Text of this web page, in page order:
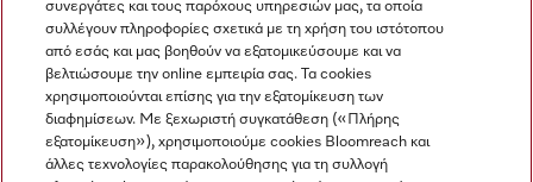
Miele στο Instagram
Miele στο Facebook
Miele στο Youtube
συνεργάτες και τους παρόχους υπηρεσιών μας, τα οποία
συλλέγουν πληροφορίες σχετικά με τη χρήση του ιστότοπου
από εσάς και μας βοηθούν να εξατομικεύσουμε και να
βελτιώσουμε την online εμπειρία σας. Τα cookies
χρησιμοποιούνται επίσης για την εξατομίκευση των
διαφημίσεων. Με ξεχωριστή συγκατάθεση («Πλήρης
εξατομίκευση»), χρησιμοποιούμε cookies Bloomreach και
άλλες τεχνολογίες παρακολούθησης για τη συλλογή